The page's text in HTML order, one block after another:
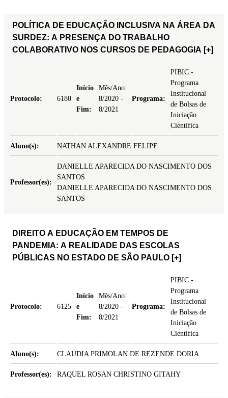
POLÍTICA DE EDUCAÇÃO INCLUSIVA NA ÁREA DA
SURDEZ: A PRESENÇA DO TRABALHO
COLABORATIVO NOS CURSOS DE PEDAGOGIA [+]
Protocolo: 6180
Início
e
Fim:
Mês/Ano:
8/2020 -
8/2021
Programa:
PIBIC -
Programa
Institucional
de Bolsas de
Iniciação
Científica
Aluno(s): NATHAN ALEXANDRE FELIPE
Professor(es):
DANIELLE APARECIDA DO NASCIMENTO DOS
SANTOS
DANIELLE APARECIDA DO NASCIMENTO DOS
SANTOS
DIREITO A EDUCAÇÃO EM TEMPOS DE
PANDEMIA: A REALIDADE DAS ESCOLAS
PÚBLICAS NO ESTADO DE SÃO PAULO [+]
Protocolo: 6125
Início
e
Fim:
Mês/Ano:
8/2020 -
8/2021
Programa:
PIBIC -
Programa
Institucional
de Bolsas de
Iniciação
Científica
Aluno(s): CLAUDIA PRIMOLAN DE REZENDE DORIA
Professor(es): RAQUEL ROSAN CHRISTINO GITAHY